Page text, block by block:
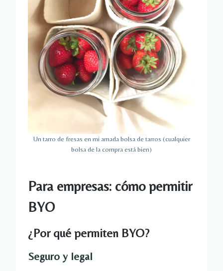
Un tarro de fresas en mi amada bolsa de tarros (cualquier
bolsa de la compra está bien)
Para empresas: cómo permitir
BYO
¿Por qué permiten BYO?
Seguro y legal